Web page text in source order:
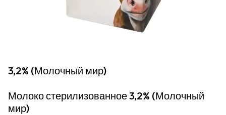
3,2% (Молочный мир)
Молоко стерилизованное 3,2% (Молочный
мир)